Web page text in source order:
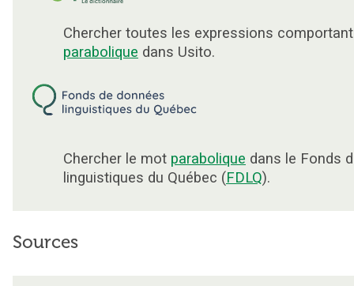
Chercher toutes les expressions
parabolique dans Usito.
Chercher le mot parabolique dans le Fonds
linguistiques du Québec (FDLQ).
Sources